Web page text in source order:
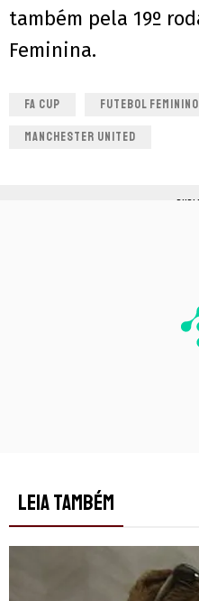
também pela 19º
Feminina.
FA CUP FUTEBOL FEMININO
MANCHESTER UNITED
LEIA TAMBÉM